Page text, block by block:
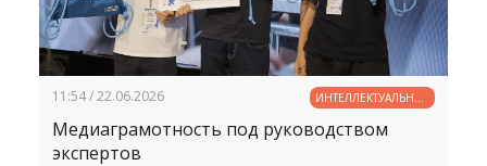
11:54 / 22.06.2026
ИНТЕЛЛЕКТУАЛЬНЫЙ
ПОТЕНЦИАЛ
УЗБЕКИСТАНА
Медиаграмотность под руководством
экспертов